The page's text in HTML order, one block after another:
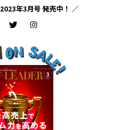
年3月号 発売中！ ／